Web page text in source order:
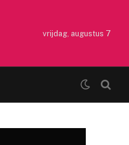
vrijdag, augustus 7